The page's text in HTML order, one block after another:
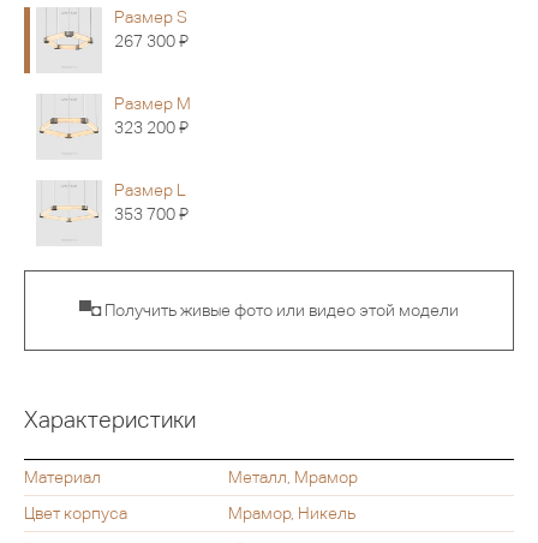
Размер S
267 300Я
Размер M
323 200Я
Размер L
353 700Я
▀◘ Получить живые фото или видео этой модели
Характеристики
Материал
Металл, Мрамор
Цвет корпуса
Мрамор, Никель